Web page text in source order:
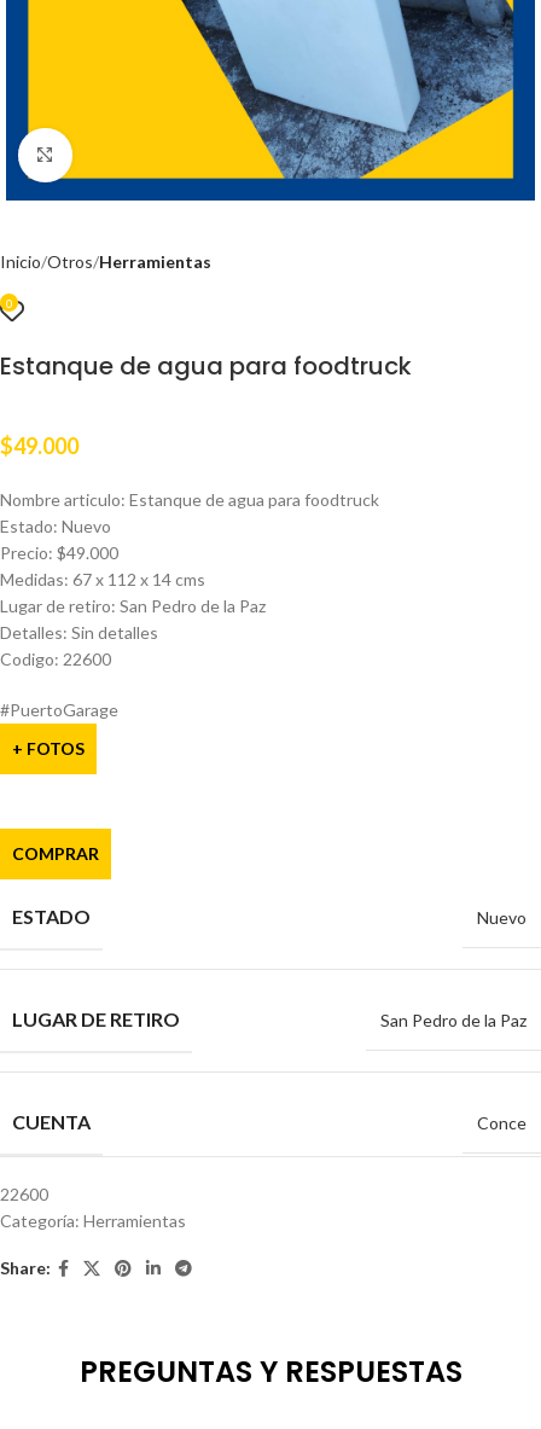
Clic para ampliar
Inicio Otros Herramientas
0
Estanque de agua para foodtruck
$49.000
Nombre articulo: Estanque de agua para foodtruck
Estado: Nuevo
Precio: $49.000
Medidas: 67 x 112 x 14 cms
Lugar de retiro: San Pedro de la Paz
Detalles: Sin detalles
Codigo: 22600
#PuertoGarage
+ FOTOS
COMPRAR
ESTADO Nuevo
LUGAR DE RETIRO San Pedro de la Paz
CUENTA Conce
22600
Categoría: Herramientas
Share:
PREGUNTAS Y RESPUESTAS